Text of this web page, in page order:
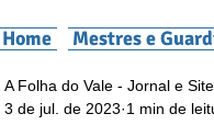
Home Mestres e
A Folha do Vale - Jornal e Site
3 de jul. de 2023 1 min de